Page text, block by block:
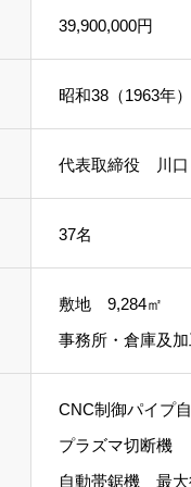
39,900,000円
昭和38（1963年
代表取締役 川
37名
敷地 9,284㎡
事務所・倉庫及
CNC制御パイプ
プラズマ切断機
自動帯鋸機 最